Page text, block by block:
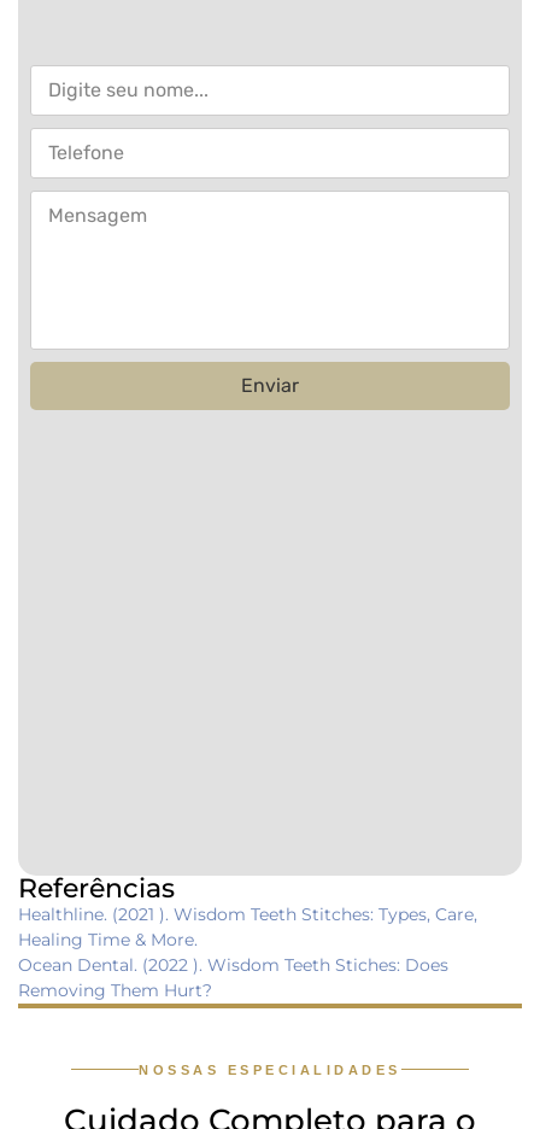
Enviar
Referências
Healthline. (2021 ). Wisdom Teeth Stitches: Types, Care,
Healing Time & More.
Ocean Dental. (2022 ). Wisdom Teeth Stiches: Does
Removing Them Hurt?
NOSSAS ESPECIALIDADES
Cuidado Completo para o